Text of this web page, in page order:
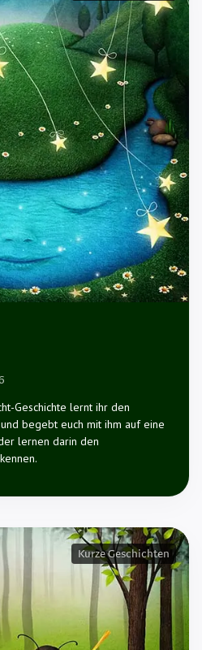
Geschichte lernt ihr den
begebt euch mit ihm auf eine
lernen darin den
Kurze Geschichten